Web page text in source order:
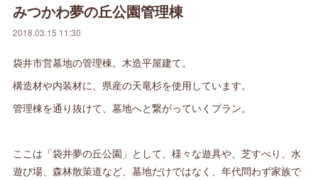
みつかわ夢の丘公園管理棟
2018.03.15 11:30
袋井市営墓地の管理棟。木造平屋建て。
構造材や内装材に、県産の天竜杉を使用しています。
管理棟を通り抜けて、墓地へと繋がっていくプラン。
ここは「袋井夢の丘公園」として、様々な遊具や、芝すべり、水
遊び場、森林散策道など、墓地だけではなく、年代問わず家族で